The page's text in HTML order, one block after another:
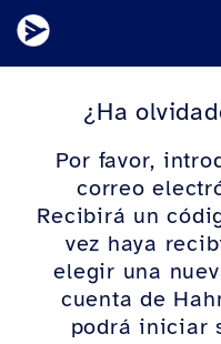
¿Ha
Por favor,
correo
Recibirá un
vez haya
elegir una
cuenta de
podrá iniciar